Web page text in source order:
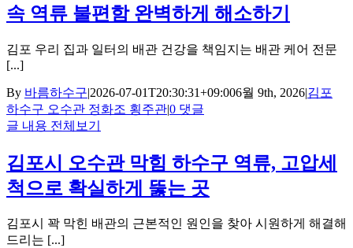
속 역류 불편함 완벽하게 해소하기
김포 우리 집과 일터의 배관 건강을 책임지는 배관 케어 전문
[...]
By 바름하수구|2026-07-01T20:30:31+09:006월 9th, 2026|김포
하수구 오수관 정화조 횡주관|0 댓글
글 내용 전체보기
김포시 오수관 막힘 하수구 역류, 고압세
척으로 확실하게 뚫는 곳
김포시 꽉 막힌 배관의 근본적인 원인을 찾아 시원하게 해결해
드리는 [...]